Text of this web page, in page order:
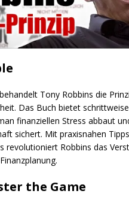
Tony Robbins die
Das Buch bietet schrittweise
finanziellen Stress abbaut
sichert. Mit praxisnahen
revolutioniert Robbins das
the Game